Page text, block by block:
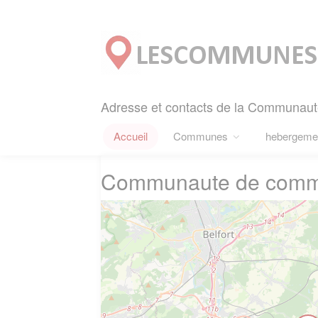
Adresse et contacts de la
Accueil Communes
Communaute de